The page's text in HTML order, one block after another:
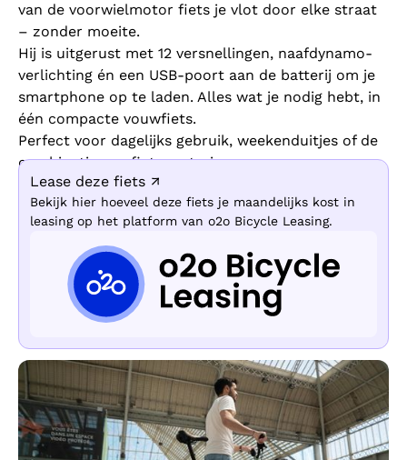
van de voorwielmotor fiets je vlot door elke straat
– zonder moeite.
Hij is uitgerust met 12 versnellingen, naafdynamo-
verlichting én een USB-poort aan de batterij om je
smartphone op te laden. Alles wat je nodig hebt, in
één compacte vouwfiets.
Perfect voor dagelijks gebruik, weekenduitjes of de
combinatie van fiets en trein.
Lease deze fiets ↗
Bekijk hier hoeveel deze fiets je maandelijks kost in
leasing op het platform van o2o Bicycle Leasing.